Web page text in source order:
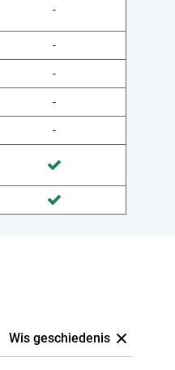
niet gedaan door Provider
-
niet gedaan door Provider
-
niet gedaan door Provider
-
niet gedaan door Provider
-
niet gedaan door Provider
-
gedaan door Provider
gedaan door Provider
Wis geschiedenis